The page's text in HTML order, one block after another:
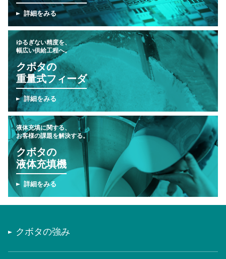
詳細をみる
ゆるぎない精度を、
幅広い供給工程へ。
クボタの
重量式フィーダ
詳細をみる
液体充填に関する、
お客様の課題を解決する。
クボタの
液体充填機
詳細をみる
クボタの強み